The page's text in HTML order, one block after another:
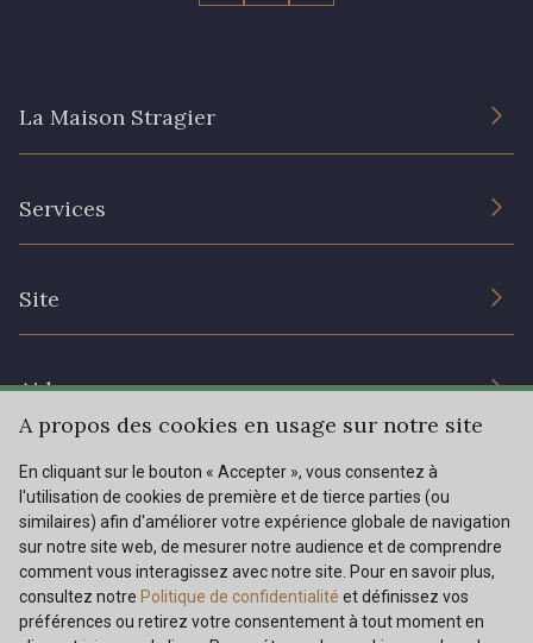
La Maison Stragier
Services
Site
Prix réduits
Aide
Livraison : France, Belgique, International
Retours & réclamations
FAQ - Questions fréquentes
Modes de paiements
Menu
Tous nos tissus
Magazine
FR EN
A propos des cookies en usage sur notre site
En cliquant sur le bouton « Accepter », vous consentez à
l'utilisation de cookies de première et de tierce parties (ou
similaires) afin d'améliorer votre expérience globale de navigation
sur notre site web, de mesurer notre audience et de comprendre
comment vous interagissez avec notre site. Pour en savoir plus,
consultez notre Politique de confidentialité et définissez vos
préférences ou retirez votre consentement à tout moment en